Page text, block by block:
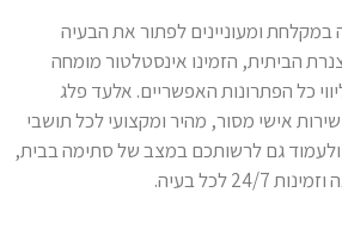
ומעוניינים לפתור את הבעיה
הביתית, הזמינו אינסטלטור מומחה
כל הפתרונות האפשריים. אלעד פלג
אישי מסור, מהיר ומקצועי לכל תושבי
גם לרשותכם במצב של סתימה בבית,
7 לכל בעיה.